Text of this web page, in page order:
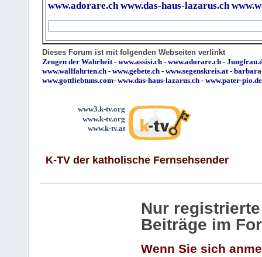
www.adorare.ch www.das-haus-lazarus.ch
Dieses Forum ist mit folgenden Webseiten verlinkt
Zeugen der Wahrheit- www.assisi.ch - www.adorare.ch -
www.wallfahrten.ch - www.gebete.ch - www.segenskreis.at-
www.gottliebtuns.com- www.das-haus-lazarus.ch - www.pater-pio.de
www3.k-tv.org
www.k-tv.org
www.k-tv.at
K-TV der katholische Fernsehsender
Nur
Beiträge im
Wenn Sie sich